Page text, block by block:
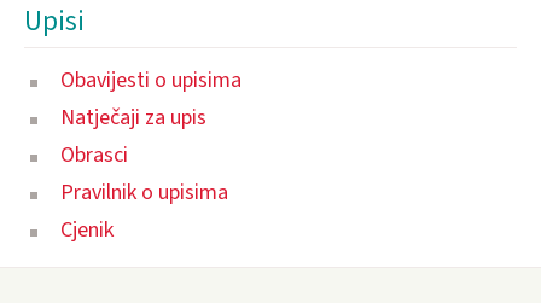
Upisi
Obavijesti o upisima
Natječaji za upis
Obrasci
Pravilnik o upisima
Cjenik